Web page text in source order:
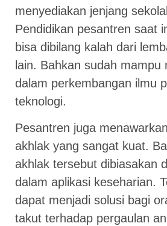
menyediakan jenjang
Pendidikan pesantren saat
bisa dibilang kalah dari
lain. Bahkan sudah mampu
dalam perkembangan ilmu
teknologi.
Pesantren juga
akhlak yang sangat kuat.
akhlak tersebut dibiasakan
dalam aplikasi keseharian.
dapat menjadi solusi bagi
takut terhadap pergaulan